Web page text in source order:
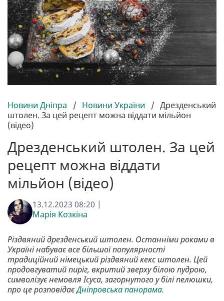
Новини Дніпра / Новини України / Дрезденський
штолен. За цей рецепт можна віддати мільйон
(відео)
Дрезденський штолен. За цей
рецепт можна віддати
мільйон (відео)
13.12.2023 08:20 |
Марія Козкіна
Різдвяний дрезденський штолен. Останніми роками в
Україні набуває все більшої популярності
традиційний німецький різдвяний кекс штолен. Цей
продовгуватий пиріг, вкритий зверху білою пудрою,
символізує немовля Ісуса, загорнутого у білі пелюшки,
про це розповідаєДніпровська панорама.